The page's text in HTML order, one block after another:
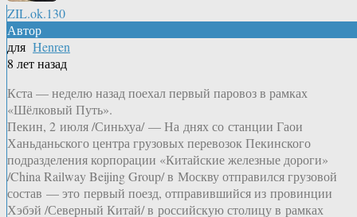
ZIL.ok.130
Автор
для Henren
8 лет назад
Кста — неделю назад поехал первый паровоз в рамках
«Шёлковый Путь».
Пекин, 2 июля /Синьхуа/ — На днях со станции Гаои
Ханьданьского центра грузовых перевозок Пекинского
подразделения корпорации «Китайские железные дороги»
/China Railway Beijing Group/ в Москву отправился грузовой
состав — это первый поезд, отправившийся из провинции
Хэбэй /Северный Китай/ в российскую столицу в рамках